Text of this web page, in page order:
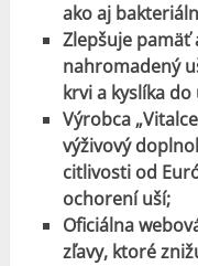
ako aj
Zlepšuje pamäť
nahromadený
krvi a kyslíka do
Výrobca
výživový
citlivosti od
ochorení uší;
Oficiálna
zľavy, ktoré